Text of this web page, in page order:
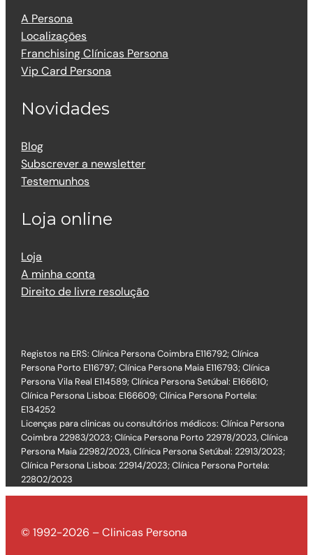
A Persona
Localizações
Franchising Clínicas Persona
Vip Card Persona
Novidades
Blog
Subscrever a newsletter
Testemunhos
Loja online
Loja
A minha conta
Direito de livre resolução
Registos na ERS: Clínica Persona Coimbra E116792; Clínica
Persona Porto E116797; Clínica Persona Maia E116793; Clínica
Persona Vila Real E114589; Clínica Persona Setúbal: E166610;
Clínica Persona Lisboa: E166609; Clínica Persona Portela:
E134252
Licenças para clinicas ou consultórios médicos: Clínica Persona
Coimbra 22983/2023; Clínica Persona Porto 22978/2023, Clínica
Persona Maia 22982/2023, Clínica Persona Setúbal: 22913/2023;
Clínica Persona Lisboa: 22914/2023; Clínica Persona Portela:
22802/2023
© 1992-2026 – Clinicas Persona